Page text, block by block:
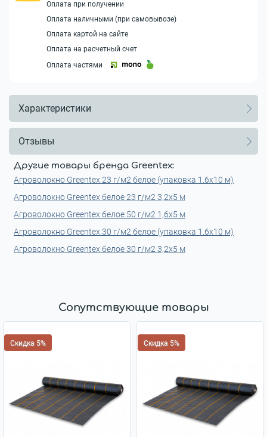
Оплата при получении
Оплата наличными (при самовывозе)
Оплата картой на сайте
Оплата на расчетный счет
Оплата частями
Характеристики
Отзывы
Другие товары бренда Greentex:
Агроволокно Greentex 23 г/м2 белое (упаковка 1.6x10 м)
Агроволокно Greentex белое 23 г/м2 3,2x5 м
Агроволокно Greentex белое 50 г/м2 1,6x5 м
Агроволокно Greentex 30 г/м2 белое (упаковка 1.6x10 м)
Агроволокно Greentex белое 30 г/м2 3,2x5 м
Сопутствующие товары
Скидка 5% Скидка 5%